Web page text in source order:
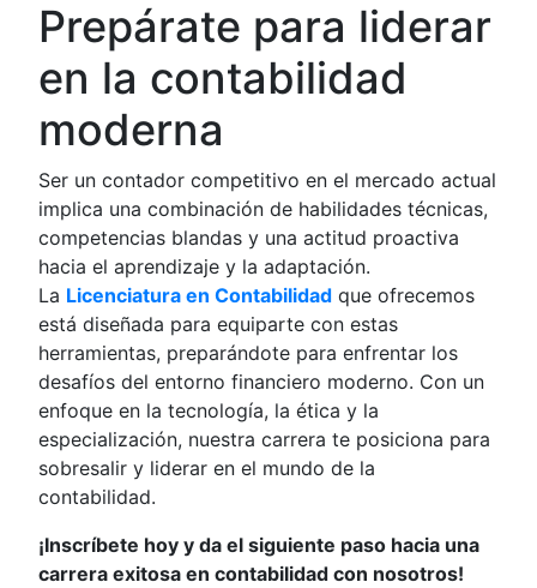
Prepárate para liderar
en la contabilidad
moderna
Ser un contador competitivo en el mercado actual
implica una combinación de habilidades técnicas,
competencias blandas y una actitud proactiva
hacia el aprendizaje y la adaptación.
La Licenciatura en Contabilidad que ofrecemos
está diseñada para equiparte con estas
herramientas, preparándote para enfrentar los
desafíos del entorno financiero moderno. Con un
enfoque en la tecnología, la ética y la
especialización, nuestra carrera te posiciona para
sobresalir y liderar en el mundo de la
contabilidad.
¡Inscríbete hoy y da el siguiente paso hacia una
carrera exitosa en contabilidad con nosotros!